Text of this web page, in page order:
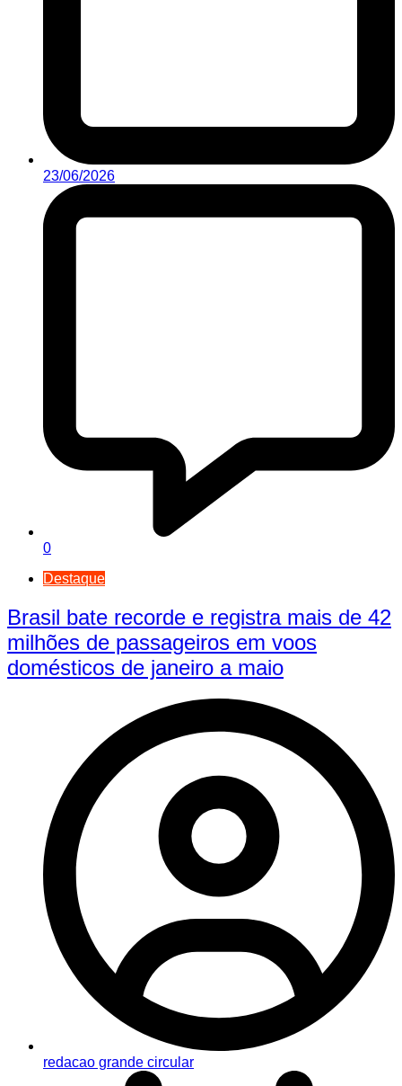
23/06/2026
0
Destaque
Brasil bate recorde e registra mais de 42
milhões de passageiros em voos
domésticos de janeiro a maio
redacao grande circular